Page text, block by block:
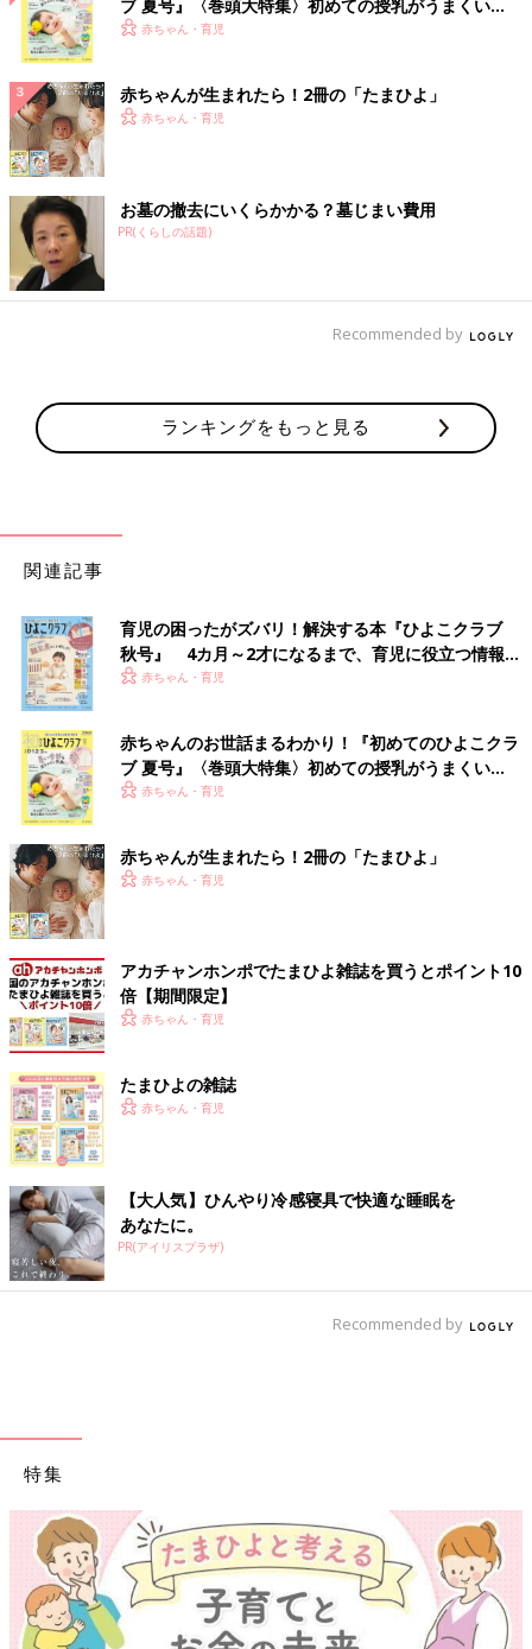
ブ 夏号』〈巻頭大特集〉初めての授乳がうまくい
く！ おっぱい・ミルクの基本と夏のトラブル 解決テ
赤ちゃん・育児
赤ちゃんが生まれたら！2冊の「たまひよ」
赤ちゃん・育児
お墓の撤去にいくらかかる？墓じまい費用
PR(くらしの話題)
Recommended by
ランキングをもっと見る
関連記事
育児の困ったがズバリ！解決する本『ひよこクラブ
秋号』 4カ月～2才になるまで、育児に役立つ情報が
いっぱい！
赤ちゃん・育児
赤ちゃんのお世話まるわかり！『初めてのひよこクラ
ブ 夏号』〈巻頭大特集〉初めての授乳がうまくい
く！ おっぱい・ミルクの基本と夏のトラブル 解決テ
赤ちゃん・育児
赤ちゃんが生まれたら！2冊の「たまひよ」
赤ちゃん・育児
アカチャンホンポでたまひよ雑誌を買うとポイント10
倍【期間限定】
赤ちゃん・育児
たまひよの雑誌
赤ちゃん・育児
【大人気】ひんやり冷感寝具で快適な睡眠を
あなたに。
PR(アイリスプラザ)
Recommended by
特集